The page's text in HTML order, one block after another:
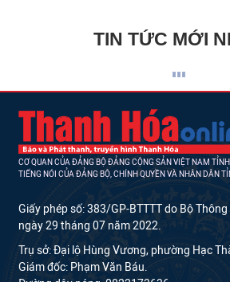
TIN TỨC MỚI
CƠ QUAN CỦA ĐẢNG BỘ ĐẢNG CỘNG SẢN VIỆT NAM
TIẾNG NÓI CỦA ĐẢNG BỘ, CHÍNH QUYỀN VÀ NHÂN DÂN
Giấy phép số: 383/GP-BTTTT do Bộ
ngày 29 tháng 07 năm 2022.
Trụ sở: Đại lộ Hùng Vương, phường Hạc
Giám đốc: Phạm Văn Báu.